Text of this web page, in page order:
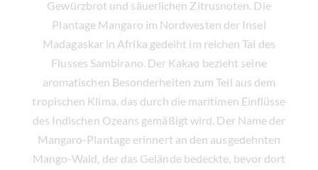
Gewürzbrot und säuerlichen Zitrusnoten. Die
Plantage Mangaro im Nordwesten der Insel
Madagaskar in Afrika gedeiht im reichen Tal des
Flusses Sambirano. Der Kakao bezieht seine
aromatischen Besonderheiten zum Teil aus dem
tropischen Klima, das durch die maritimen Einflüsse
des Indischen Ozeans gemäßigt wird. Der Name der
Mangaro-Plantage erinnert an den ausgedehnten
Mango-Wald, der das Gelände bedeckte, bevor dort